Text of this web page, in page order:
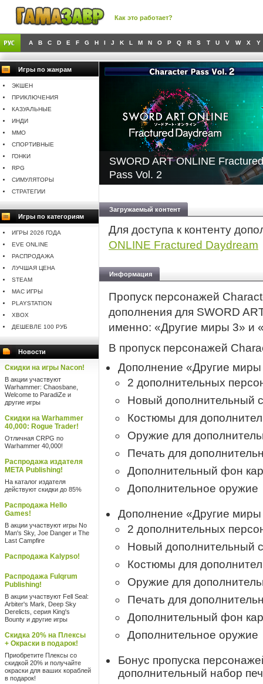
Как это работает?
A B C D E F G H I J K L M N O P Q R S T U V W X Y
Игры по жанрам
ЭКШЕН
ПРИКЛЮЧЕНИЯ
КАЗУАЛЬНЫЕ
ИНДИ
MMO
СПОРТИВНЫЕ
ГОНКИ
RPG
СИМУЛЯТОРЫ
СТРАТЕГИИ
Игры по категориям
ИГРЫ 2026 ГОДА
EVE ONLINE
РАСПРОДАЖА
ЛУЧШАЯ ЦЕНА
STEAM
MAC ИГРЫ
PLAYSTATION
XBOX
ДЕШЕВЛЕ 100 РУБ
Новости
Скидки на игры Nacon!
В акции участвуют
Warhammer: Chaosbane,
Welcome to ParadiZe и
другие игры
Скидки на Warhammer
40,000: Rogue Trader!
Отличная CRPG по
Warhammer 40,000!
Распродажа издателя
META Publishing!
На каталог издателя
действуют скидки до 85%
Распродажа Hello
Games!
В акции участвуют игры No
Man's Sky, Joe Danger и The
Last Campfire
Распродажа Kalypso!
Распродажа Fulqrum
Publishing!
В акции участвуют Fell Seal:
Arbiter's Mark, Deep Sky
Derelicts, серия King's
Bounty и другие игры
Скидка 20% на Плексы
+ Окраски в подарок!
Приобретите Плексы со
скидкой 20% и получайте
окраски для ваших кораблей
в подарок!
SWORD ART ONLINE
Pass Vol. 2
Загружаемый контент
Для доступа к контенту
ONLINE Fractured Daydream
Информация
Пропуск персонажей
дополнения для SWORD
именно: «Другие миры 3» и
В пропуск персонажей
Дополнение «Другие
2 дополнительных
Новый дополнительный
Костюмы для
Оружие для
Печать для
Дополнительный фон
Дополнительное оружие
Дополнение «Другие
2 дополнительных
Новый дополнительный
Костюмы для
Оружие для
Печать для
Дополнительный фон
Дополнительное оружие
Бонус пропуска
дополнительный набор